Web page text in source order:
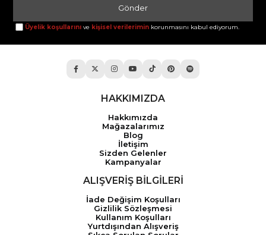
Gönder
Üyelik koşullarını ve kişisel verilerimin korunmasını kabul ediyorum.
HAKKIMIZDA
Hakkımızda
Mağazalarımız
Blog
İletişim
Sizden Gelenler
Kampanyalar
ALIŞVERİŞ BİLGİLERİ
İade Değişim Koşulları
Gizlilik Sözleşmesi
Kullanım Koşulları
Yurtdışından Alışveriş